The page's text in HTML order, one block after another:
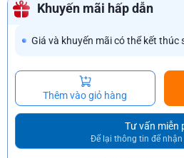
Khuyến mãi hấp dẫn
Giá và khuyến mãi có thể kết thúc
Thêm vào giỏ hàng
Tư vấn miễn
Để lại thông tin để